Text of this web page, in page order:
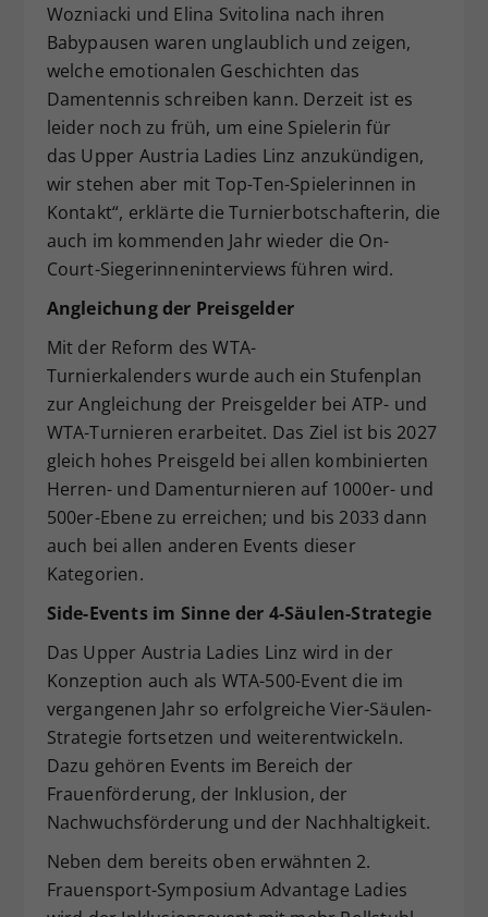
Wozniacki und Elina Svitolina nach ihren
Babypausen waren unglaublich und zeigen,
welche emotionalen Geschichten das
Damentennis schreiben kann. Derzeit ist es
leider noch zu früh, um eine Spielerin für
das Upper Austria Ladies Linz anzukündigen,
wir stehen aber mit Top-Ten-Spielerinnen in
Kontakt“, erklärte die Turnierbotschafterin, die
auch im kommenden Jahr wieder die On-
Court-Siegerinneninterviews führen wird.
Angleichung der Preisgelder
Mit der Reform des WTA-
Turnierkalenders wurde auch ein Stufenplan
zur Angleichung der Preisgelder bei ATP- und
WTA-Turnieren erarbeitet. Das Ziel ist bis 2027
gleich hohes Preisgeld bei allen kombinierten
Herren- und Damenturnieren auf 1000er- und
500er-Ebene zu erreichen; und bis 2033 dann
auch bei allen anderen Events dieser
Kategorien.
Side-Events im Sinne der 4-Säulen-Strategie
Das Upper Austria Ladies Linz wird in der
Konzeption auch als WTA-500-Event die im
vergangenen Jahr so erfolgreiche Vier-Säulen-
Strategie fortsetzen und weiterentwickeln.
Dazu gehören Events im Bereich der
Frauenförderung, der Inklusion, der
Nachwuchsförderung und der Nachhaltigkeit.
Neben dem bereits oben erwähnten 2.
Frauensport-Symposium Advantage Ladies